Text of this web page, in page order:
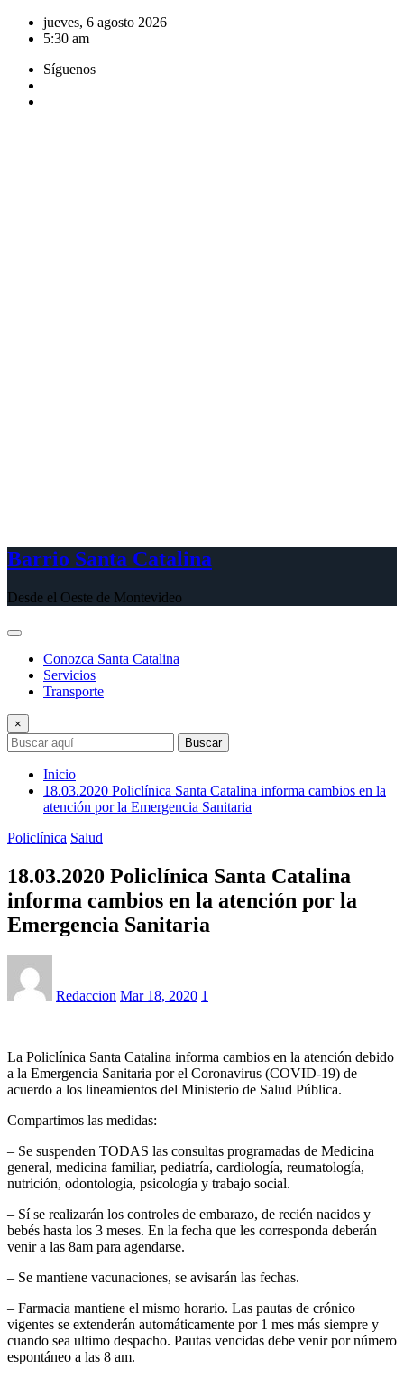
Saltar
jueves, 6 agosto 2026
5:30 am
Síguenos
Barrio Santa Catalina
Desde el Oeste de Montevideo
Conozca Santa Catalina
Servicios
Transporte
×
Buscar
Inicio
18.03.2020 Policlínica Santa Catalina informa cambios en la
atención por la Emergencia Sanitaria
Policlínica Salud
18.03.2020 Policlínica Santa Catalina
informa cambios en la atención por la
Emergencia Sanitaria
Redaccion Mar 18, 2020 1
La Policlínica Santa Catalina informa cambios en la atención debido
a la Emergencia Sanitaria por el Coronavirus (COVID-19) de
acuerdo a los lineamientos del Ministerio de Salud Pública.
Compartimos las medidas:
– Se suspenden TODAS las consultas programadas de Medicina
general, medicina familiar, pediatría, cardiología, reumatología,
nutrición, odontología, psicología y trabajo social.
– Sí se realizarán los controles de embarazo, de recién nacidos y
bebés hasta los 3 meses. En la fecha que les corresponda deberán
venir a las 8am para agendarse.
– Se mantiene vacunaciones, se avisarán las fechas.
– Farmacia mantiene el mismo horario. Las pautas de crónico
vigentes se extenderán automáticamente por 1 mes más siempre y
cuando sea ultimo despacho. Pautas vencidas debe venir por número
espontáneo a las 8 am.